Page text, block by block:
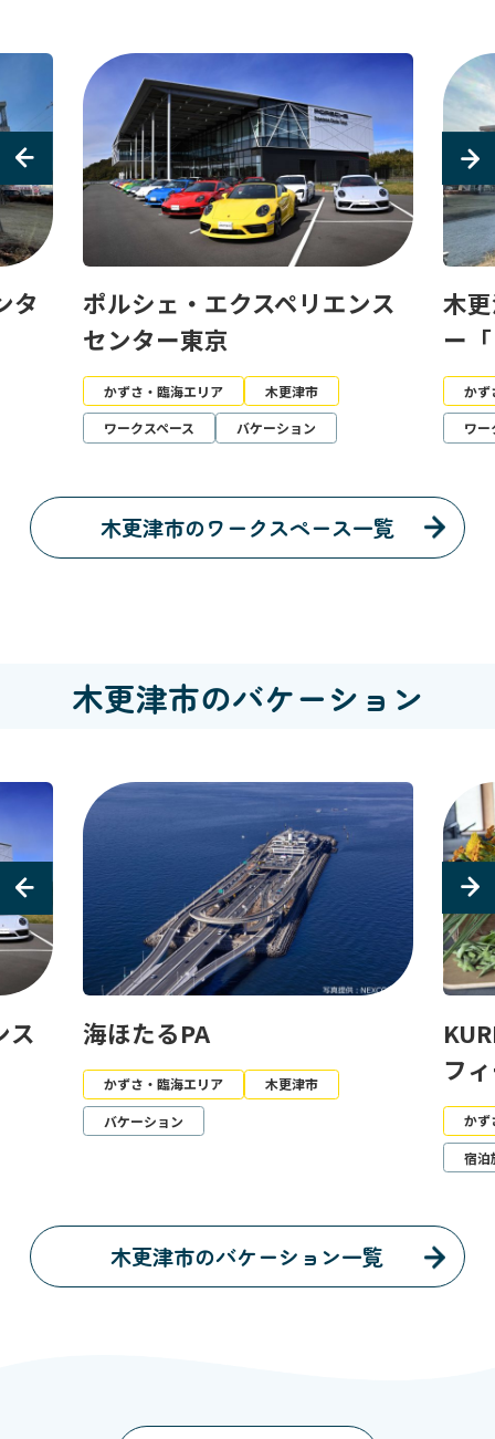
ス
木更津市金田地域交流センタ
ー「きさてらす」
かずさ・臨海エリア
木更津市
ワークスペース
ポ
セ
かず
ワー
木更津市のワークスペース一覧
木更津市のバケーション
KURKKU FIELDS（クルック
フィールズ）
かずさ・臨海エリア
ポ
セ
かず
ワー
木更津市のバケーション一覧